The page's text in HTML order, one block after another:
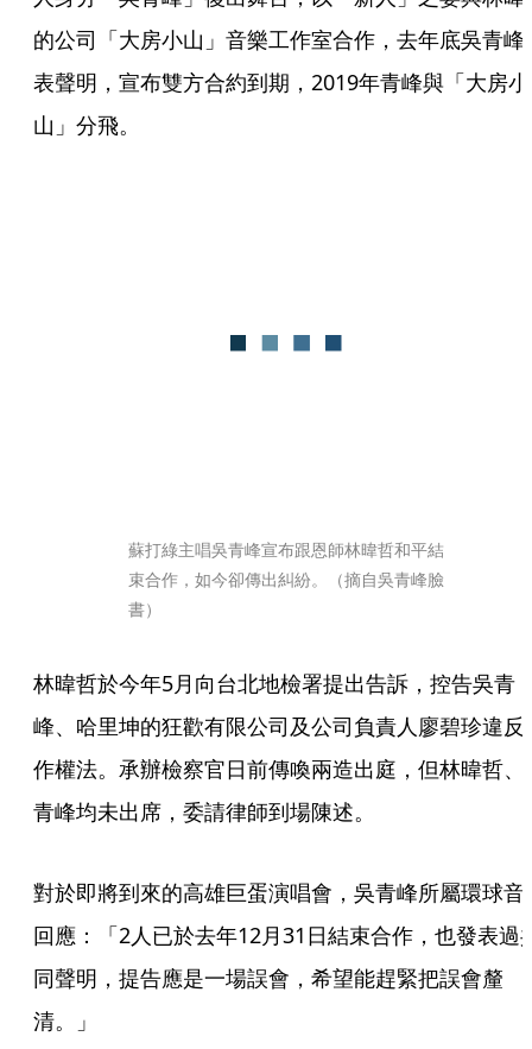
的公司「大房小山」音樂工作室合作，去年底吳青峰
表聲明，宣布雙方合約到期，2019年青峰與「大房小
山」分飛。
蘇打綠主唱吳青峰宣布跟恩師林暐哲和平結
束合作，如今卻傳出糾紛。（摘自吳青峰臉
書）
林暐哲於今年5月向台北地檢署提出告訴，控告吳青
峰、哈里坤的狂歡有限公司及公司負責人廖碧珍違反
作權法。承辦檢察官日前傳喚兩造出庭，但林暐哲、
青峰均未出席，委請律師到場陳述。
對於即將到來的高雄巨蛋演唱會，吳青峰所屬環球音
回應：「2人已於去年12月31日結束合作，也發表過
同聲明，提告應是一場誤會，希望能趕緊把誤會釐
清。」